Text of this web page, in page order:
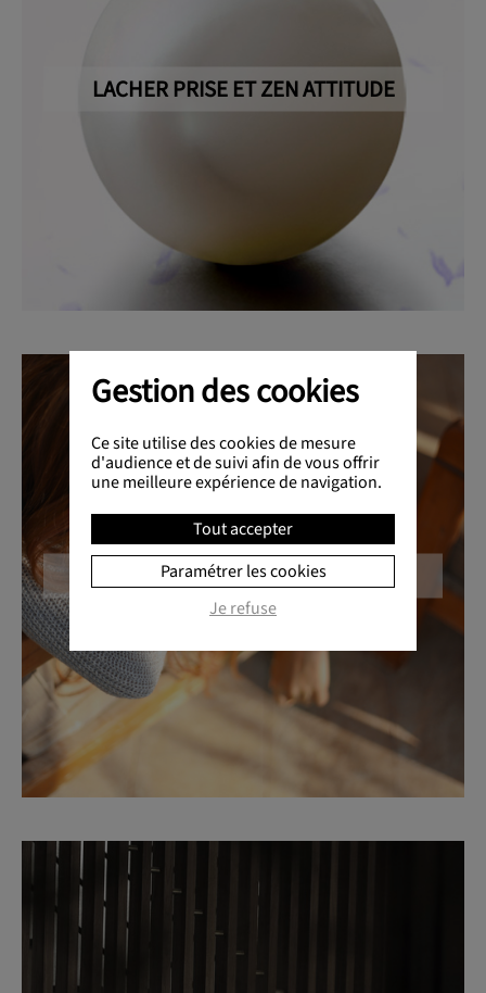
LACHER PRISE ET ZEN ATTITUDE
CONNAISSEZ VOUS LE CORDYCEPS ?
Gestion des cookies
Ce site utilise des cookies de mesure
d'audience et de suivi afin de vous offrir
une meilleure expérience de navigation.
Tout accepter
Paramétrer les cookies
Je refuse